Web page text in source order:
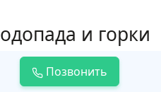
и горки
в саду альпийская
Позвонить